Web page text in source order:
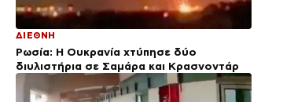
ΔΙΕΘΝΗ
Ρωσία: Η Ουκρανία χτύπησε δύο
διυλιστήρια σε Σαμάρα και Κρασνοντάρ